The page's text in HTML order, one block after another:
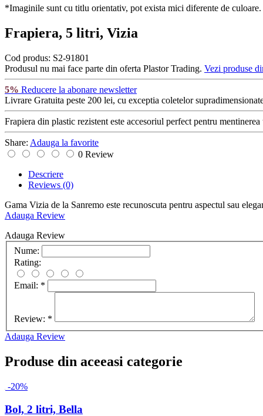
*Imaginile sunt cu titlu orientativ, pot exista mici diferente de culoare.
Frapiera, 5 litri, Vizia
Cod produs: S2-91801
Produsul nu mai face parte din oferta Plastor Trading. Vezi produse
5% Reducere la abonare newsletter
Livrare Gratuita peste 200 lei, cu exceptia coletelor
Frapiera din plastic rezistent este accesoriul perfect pentru
Share: Adauga la favorite
0 Review
Descriere
Reviews (0)
Gama Vizia de la Sanremo este recunoscuta pentru aspectul sau
Adauga Review
Adauga Review
Nume:
Rating:
Email: *
Review: *
Adauga Review
Produse din aceeasi categorie
-20%
Bol, 2 litri, Bella